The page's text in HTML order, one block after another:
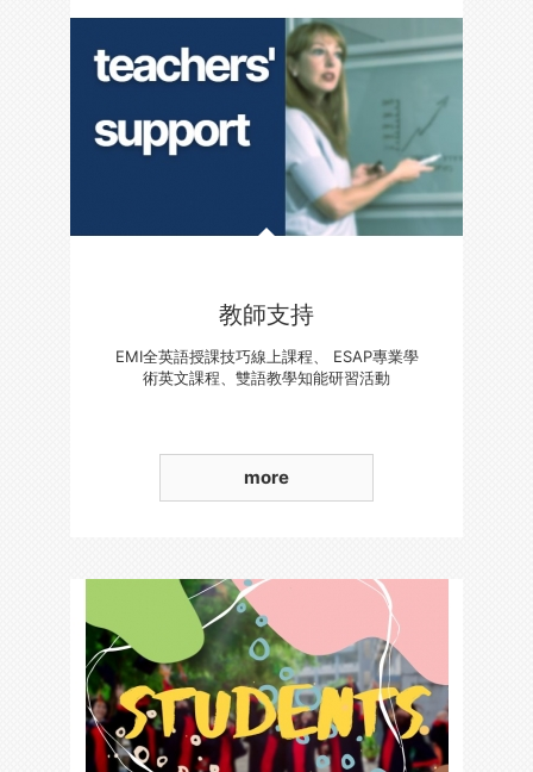
教師支持
EMI全英語授課技巧線上課程、 ESAP專業學
術英文課程、雙語教學知能研習活動
more